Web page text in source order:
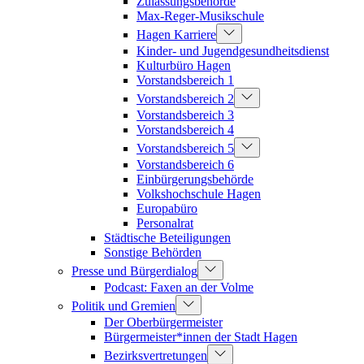
Max-Reger-Musikschule
Hagen Karriere
Kinder- und Jugendgesundheitsdienst
Kulturbüro Hagen
Vorstandsbereich 1
Vorstandsbereich 2
Vorstandsbereich 3
Vorstandsbereich 4
Vorstandsbereich 5
Vorstandsbereich 6
Einbürgerungsbehörde
Volkshochschule Hagen
Europabüro
Personalrat
Städtische Beteiligungen
Sonstige Behörden
Presse und Bürgerdialog
Podcast: Faxen an der Volme
Politik und Gremien
Der Oberbürgermeister
Bürgermeister*innen der Stadt Hagen
Bezirksvertretungen